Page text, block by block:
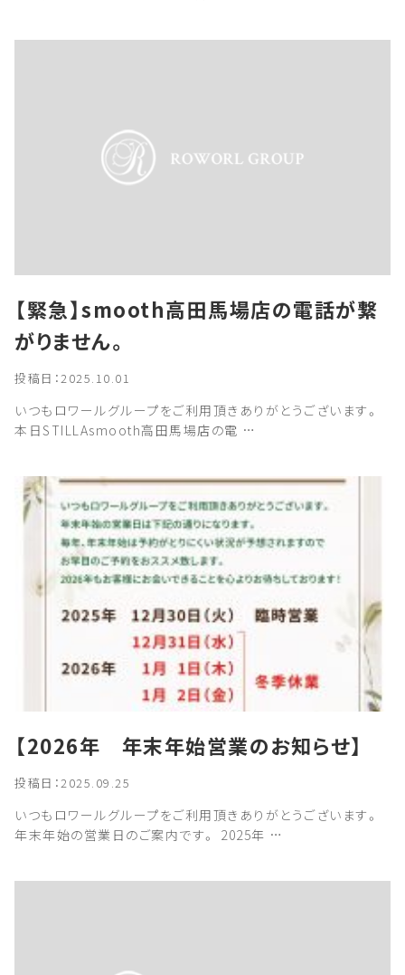
【緊急】smooth高田馬場店の電話が繋
がりません。
投稿日：2025.10.01
いつもロワールグループをご利用頂きありがとうございます。
本日STILLAsmooth高田馬場店の電 …
【2026年 年末年始営業のお知らせ】
投稿日：2025.09.25
いつもロワールグループをご利用頂きありがとうございます。
年末年始の営業日のご案内です。 2025年 …